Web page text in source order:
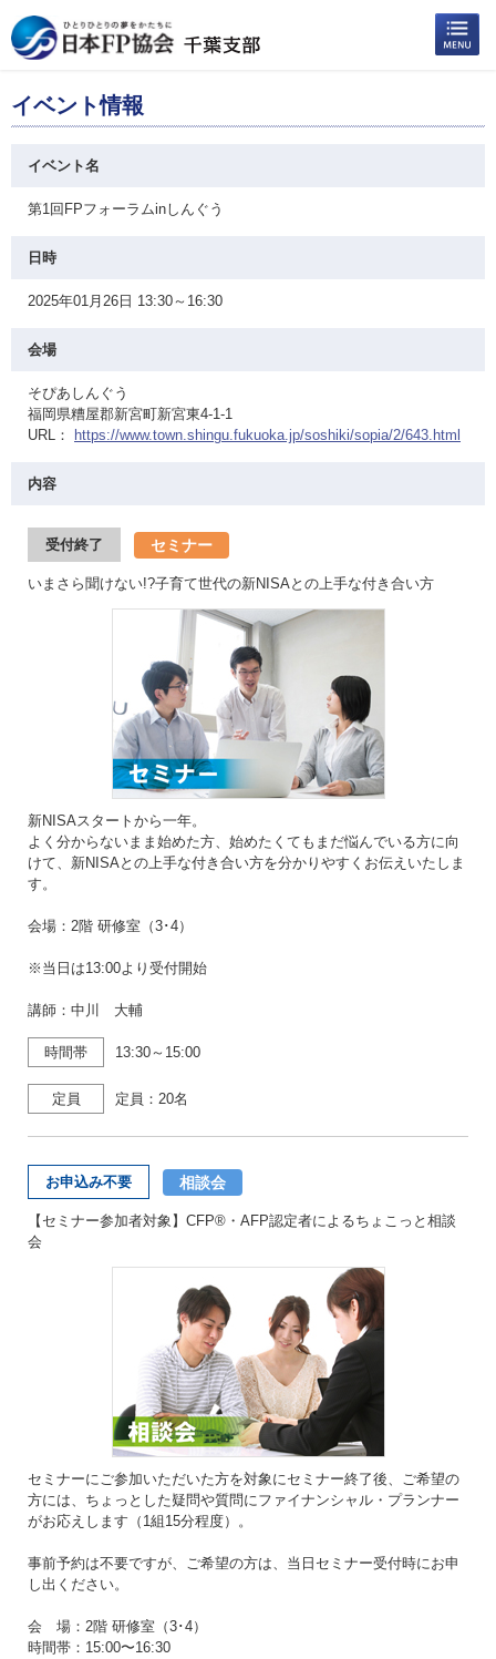
イベント情報
イベント名
第1回FPフォーラムinしんぐう
日時
2025年01月26日 13:30～16:30
会場
そぴあしんぐう
福岡県糟屋郡新宮町新宮東4-1-1
URL：
https://www.town.shingu.fukuoka.jp/soshiki/sopia/2/643.html
内容
受付終了 セミナー
いまさら聞けない!?子育て世代の新NISAとの上手な付き合い方
新NISAスタートから一年。
よく分からないまま始めた方、始めたくてもまだ悩んでいる方に向
けて、新NISAとの上手な付き合い方を分かりやすくお伝えいたしま
す。
会場：2階 研修室（3･4）
※当日は13:00より受付開始
講師：中川 大輔
時間帯 13:30～15:00
定員 定員：20名
お申込み不要 相談会
【セミナー参加者対象】CFP®・AFP認定者によるちょこっと相談
会
セミナーにご参加いただいた方を対象にセミナー終了後、ご希望の
方には、ちょっとした疑問や質問にファイナンシャル・プランナー
がお応えします（1組15分程度）。
事前予約は不要ですが、ご希望の方は、当日セミナー受付時にお申
し出ください。
会 場：2階 研修室（3･4）
時間帯：15:00〜16:30